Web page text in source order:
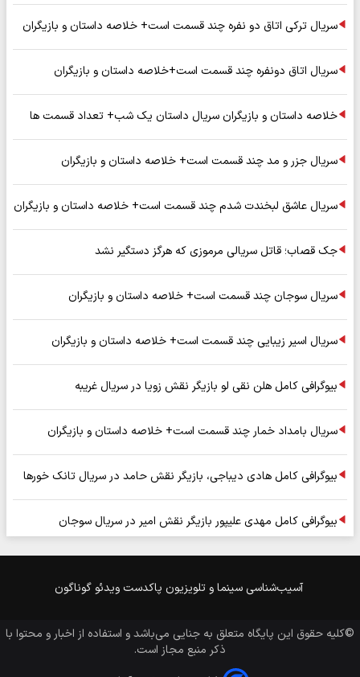
سریال ترکی اتاق دو نفره چند قسمت است+ خلاصه داستان و بازیگران
سریال اتاق دونفره چند قسمت است+خلاصه داستان و بازیگران
خلاصه داستان و بازیگران سریال داستان یک شب+ تعداد قسمت ها
سریال جزر و مد چند قسمت است+ خلاصه داستان و بازیگران
سریال عاشق لبخندت شدم چند قسمت است+ خلاصه داستان و بازیگران
جک قصاب؛ قاتل سریالی مرموزی که هرگز دستگیر نشد
سریال سوجان چند قسمت است+ خلاصه داستان و بازیگران
سریال اسیر زیبایی چند قسمت است+ خلاصه داستان و بازیگران
بیوگرافی کامل هلن نقی لو بازیگر نقش زویا در سریال غریبه
سریال بامداد خمار چند قسمت است+ خلاصه داستان و بازیگران
بیوگرافی کامل هادی دیباجی، بازیگر نقش حامد در سریال تانک خورها
بیوگرافی کامل مهدی علیپور بازیگر نقش امیر در سریال سوجان
آسیب‌شناسی سینما و تلویزیون پاکدست ویدئو گوناگون
©کلیه حقوق این پایگاه متعلق به جنایی می‌باشد و استفاده از اخبار و محتوا با
ذکر منبع مجاز است.